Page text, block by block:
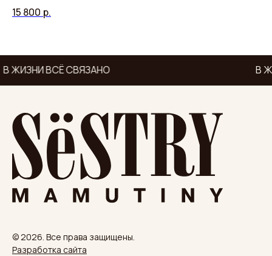
15 800 р.
В ЖИЗНИ ВСЁ СВЯЗАНО В
© 2026. Все права защищены.
Разработка сайта